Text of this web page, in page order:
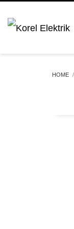
HOME